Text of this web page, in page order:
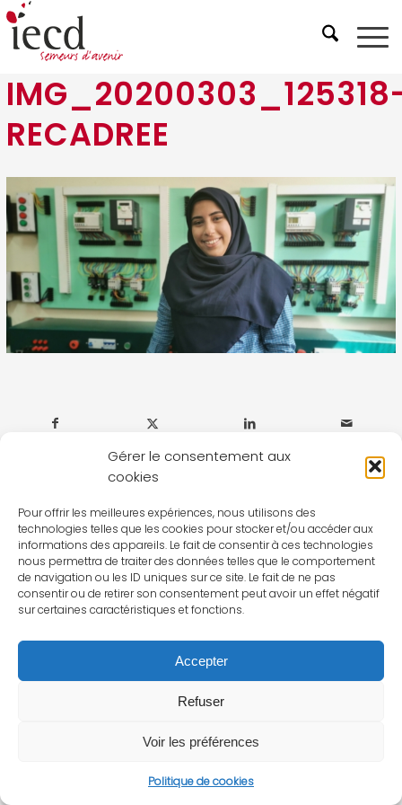
Gérer le consentement aux
cookies
Pour offrir les meilleures expériences, nous utilisons des
technologies telles que les cookies pour stocker et/ou accéder aux
informations des appareils. Le fait de consentir à ces technologies
nous permettra de traiter des données telles que le comportement
de navigation ou les ID uniques sur ce site. Le fait de ne pas
consentir ou de retirer son consentement peut avoir un effet négatif
sur certaines caractéristiques et fonctions.
Accepter
Refuser
Voir les préférences
Politique de cookies
RECADREE